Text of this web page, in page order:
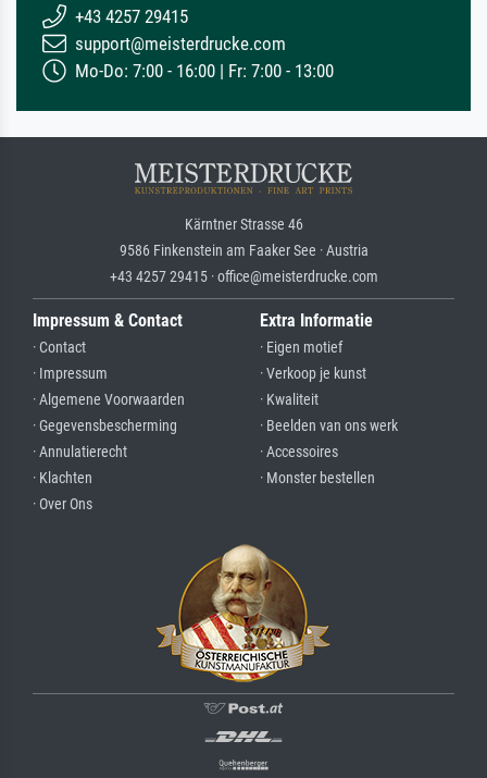
+43 4257 29415
support@meisterdrucke.com
Mo-Do: 7:00 - 16:00 | Fr: 7:00 - 13:00
Kärntner Strasse 46
9586 Finkenstein am Faaker See · Austria
+43 4257 29415 · office@meisterdrucke.com
Impressum & Contact
· Contact
· Impressum
· Algemene Voorwaarden
· Gegevensbescherming
· Annulatierecht
· Klachten
· Over Ons
Extra Informatie
· Eigen motief
· Verkoop je kunst
· Kwaliteit
· Beelden van ons werk
· Accessoires
· Monster bestellen